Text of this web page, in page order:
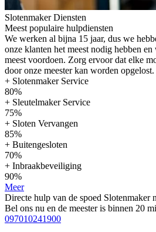
Slotenmaker Diensten
Meest populaire hulpdiensten
We werken al bijna 15 jaar, dus we
onze klanten het meest nodig hebben
meest voordoen. Zorg ervoor dat elke
door onze meester kan worden opgelost.
+ Slotenmaker Service
80%
+ Sleutelmaker Service
75%
+ Sloten Vervangen
85%
+ Buitengesloten
70%
+ Inbraakbeveiliging
90%
Meer
Directe hulp van de spoed Slotenmaker
Bel ons nu en de meester is binnen 20
097010241900